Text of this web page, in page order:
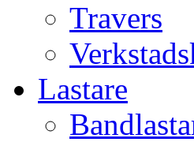
Travers
Lastare